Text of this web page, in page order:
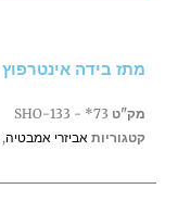
מתז בידה אינטרפוץ 133-SHO
מק"ט 73* - 133-SHO
קטגוריות אביזרי אמבטיה,